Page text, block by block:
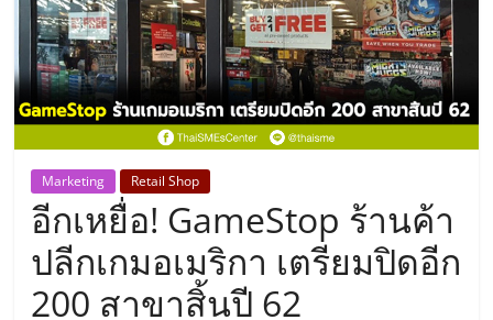
ThaiSMEsCenter,
รวม
ธุรกิจ
เอ
ส
Marketing Retail Shop
อีกเหยื่อ! GameStop ร้านค้า
ปลีกเกมอเมริกา เตรียมปิดอีก
200 สาขาสิ้นปี 62